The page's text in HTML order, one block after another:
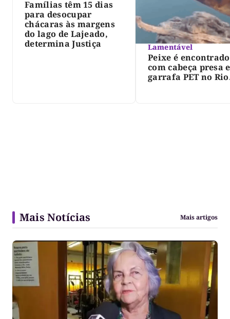
Famílias têm 15 dias
para desocupar
chácaras às margens
do lago de Lajeado,
determina Justiça
Lamentável
Peixe é encontrado
com cabeça presa
garrafa PET no Rio
Mais Notícias Mais artigos